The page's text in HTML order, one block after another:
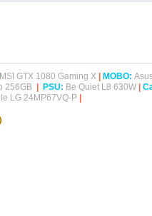
MSI GTX 1080 Gaming X | MOBO:
256GB | PSU: Be Quiet L8 630W |
LG 24MP67VQ-P |